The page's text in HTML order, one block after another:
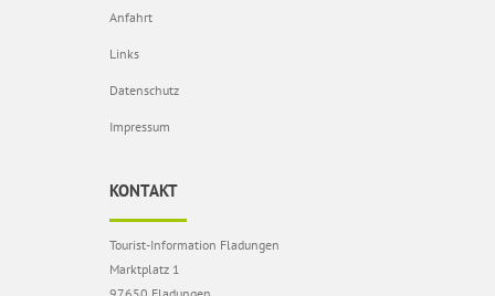
Anfahrt
Links
Datenschutz
Impressum
KONTAKT
Tourist-Information Fladungen
Marktplatz 1